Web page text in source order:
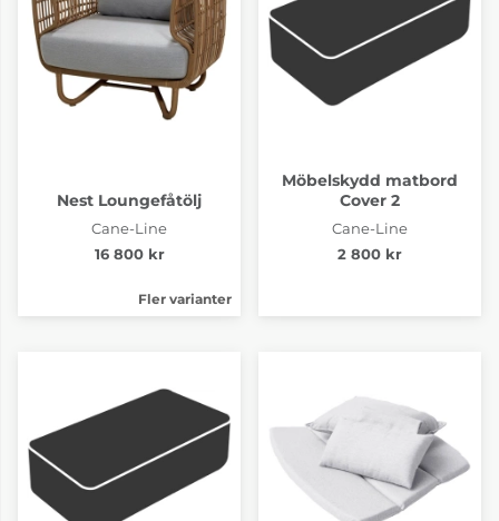
Nest Loungefåtölj
Cane-Line
16 800 kr
Fler varianter
Möbelskydd matbord
Cover 2
Cane-Line
2 800 kr